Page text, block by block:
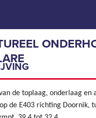
de toplaag, onderlaag en
de E403 richting Doornik,